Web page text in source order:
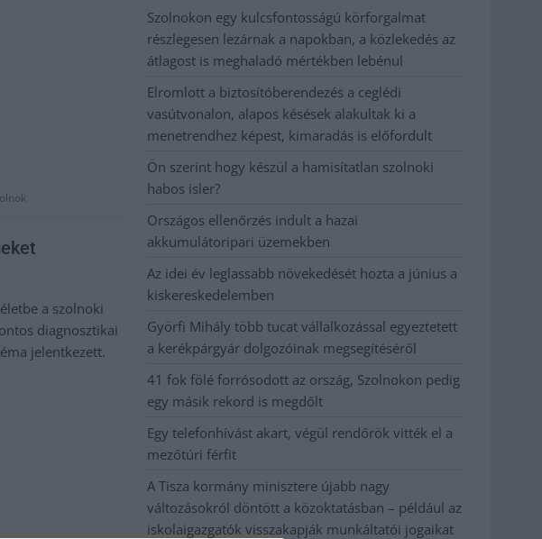
a szolnoki
diagnosztikai
jelentkezett.
Szolnokon egy kulcsfontosságú körforgalmat
részlegesen lezárnak a napokban, a közlekedés az
átlagost is meghaladó mértékben lebénul
Elromlott a biztosítóberendezés a ceglédi
vasútvonalon, alapos késések alakultak ki a
menetrendhez képest, kimaradás is előfordult
Ön szerint hogy készül a hamisítatlan szolnoki
habos isler?
Országos ellenőrzés indult a hazai
akkumulátoripari üzemekben
Az idei év leglassabb növekedését hozta a június a
kiskereskedelemben
Györfi Mihály több tucat vállalkozással egyeztetett
a kerékpárgyár dolgozóinak megsegítéséről
41 fok fölé forrósodott az ország, Szolnokon pedig
egy másik rekord is megdőlt
Egy telefonhívást akart, végül rendőrök vitték el a
mezőtúri férfit
A Tisza kormány minisztere újabb nagy
változásokról döntött a közoktatásban – például az
iskolaigazgatók visszakapják munkáltatói jogaikat